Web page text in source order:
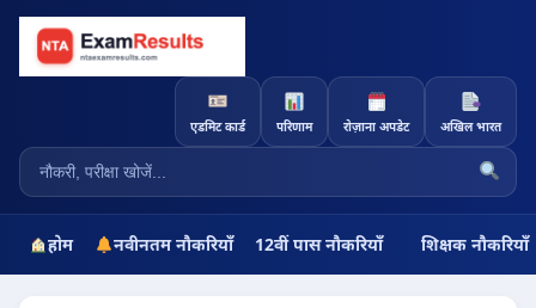
एडमिट कार्ड परिणाम रोज़ाना अपडेट अखिल भारत
होम नवीनतम नौकरियाँ 12वीं पास नौकरियाँ शिक्षक नौकरियाँ